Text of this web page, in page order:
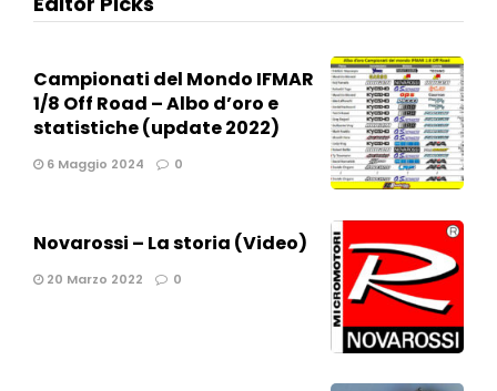
Campionati del Mondo IFMAR
1/8 Off Road – Albo d’oro e
statistiche (update 2022)
6 Maggio 2024 0
Novarossi – La storia (Video)
20 Marzo 2022 0